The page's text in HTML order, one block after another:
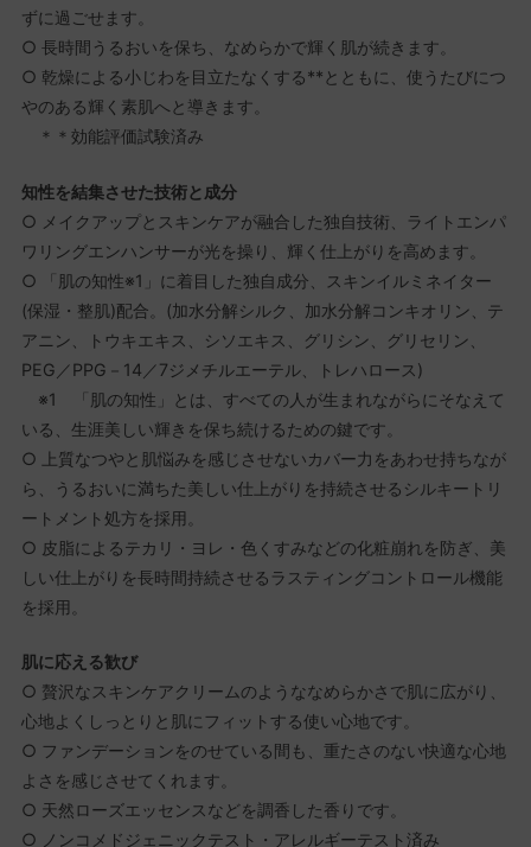
ずに過ごせます。
○ 長時間うるおいを保ち、なめらかで輝く肌が続きます。
○ 乾燥による小じわを目立たなくする**とともに、使うたびにつ
やのある輝く素肌へと導きます。
＊＊効能評価試験済み
知性を結集させた技術と成分
○ メイクアップとスキンケアが融合した独自技術、ライトエンパ
ワリングエンハンサーが光を操り、輝く仕上がりを高めます。
○ 「肌の知性※1」に着目した独自成分、スキンイルミネイター
(保湿・整肌)配合。(加水分解シルク、加水分解コンキオリン、テ
アニン、トウキエキス、シソエキス、グリシン、グリセリン、
PEG／PPG－14／7ジメチルエーテル、トレハロース)
※1 「肌の知性」とは、すべての人が生まれながらにそなえて
いる、生涯美しい輝きを保ち続けるための鍵です。
○ 上質なつやと肌悩みを感じさせないカバー力をあわせ持ちなが
ら、うるおいに満ちた美しい仕上がりを持続させるシルキートリ
ートメント処方を採用。
○ 皮脂によるテカリ・ヨレ・色くすみなどの化粧崩れを防ぎ、美
しい仕上がりを長時間持続させるラスティングコントロール機能
を採用。
肌に応える歓び
○ 贅沢なスキンケアクリームのようななめらかさで肌に広がり、
心地よくしっとりと肌にフィットする使い心地です。
○ ファンデーションをのせている間も、重たさのない快適な心地
よさを感じさせてくれます。
○ 天然ローズエッセンスなどを調香した香りです。
○ ノンコメドジェニックテスト・アレルギーテスト済み